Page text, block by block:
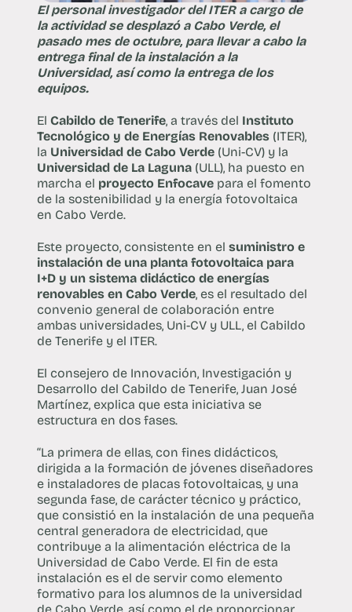
El personal investigador del ITER a cargo de
la actividad se desplazó a Cabo Verde, el
pasado mes de octubre, para llevar a cabo la
entrega final de la instalación a la
Universidad, así como la entrega de los
equipos.
El Cabildo de Tenerife, a través del Instituto
Tecnológico y de Energías Renovables (ITER),
la Universidad de Cabo Verde(Uni-CV) y la
Universidad de La Laguna(ULL), ha puesto en
marcha el proyecto Enfocavepara el fomento
de la sostenibilidad y la energía fotovoltaica
en Cabo Verde.
Este proyecto, consistente en el suministro e
instalación de una planta fotovoltaica para
I+D y un sistema didáctico de energías
renovables en Cabo Verde, es el resultado del
convenio general de colaboración entre
ambas universidades, Uni-CV y ULL, el Cabildo
de Tenerife y el ITER.
El consejero de Innovación, Investigación y
Desarrollo del Cabildo de Tenerife, Juan José
Martínez, explica que esta iniciativa se
estructura en dos fases.
“La primera de ellas, con fines didácticos,
dirigida a la formación de jóvenes diseñadores
e instaladores de placas fotovoltaicas, y una
segunda fase, de carácter técnico y práctico,
que consistió en la instalación de una pequeña
central generadora de electricidad, que
contribuye a la alimentación eléctrica de la
Universidad de Cabo Verde. El fin de esta
instalación es el de servir como elemento
formativo para los alumnos de la universidad
de Cabo Verde, así como el de proporcionar